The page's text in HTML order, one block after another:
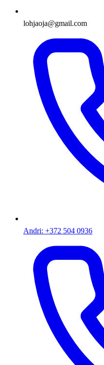
lohjaoja@gmail.com
Andri: +372 504 0936